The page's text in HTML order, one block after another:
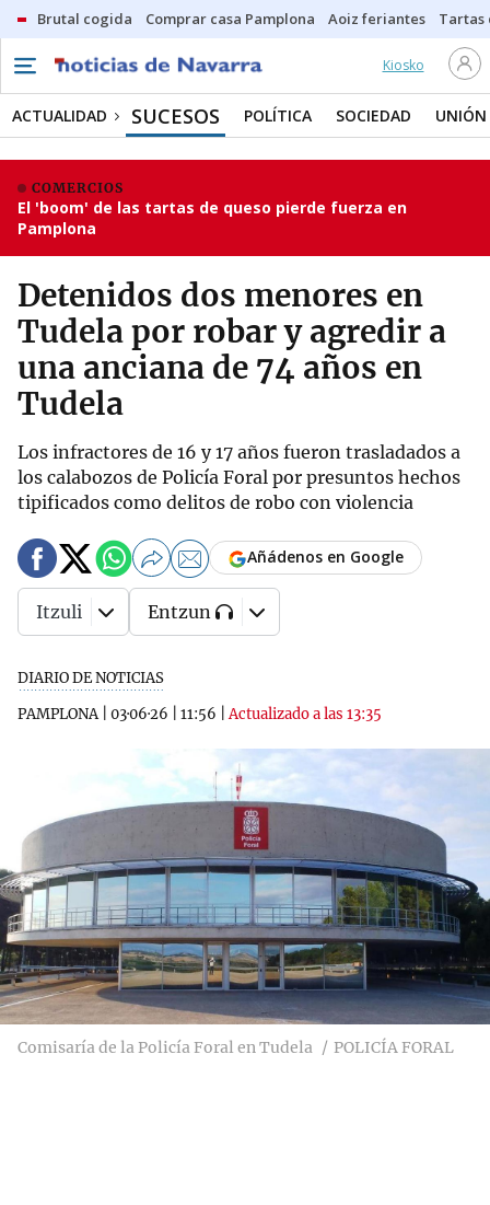
Brutal cogida Comprar casa Pamplona Aoiz feriantes Tartas
Kiosko
ACTUALIDAD SUCESOS POLÍTICA SOCIEDAD UNIÓN
COMERCIOS
El 'boom' de las tartas de queso pierde fuerza en
Pamplona
Detenidos dos menores en
Tudela por robar y agredir a
una anciana de 74 años en
Tudela
Los infractores de 16 y 17 años fueron trasladados a
los calabozos de Policía Foral por presuntos hechos
tipificados como delitos de robo con violencia
DIARIO DE NOTICIAS
PAMPLONA| 03·06·26 11:56 |Actualizado a las 13:35
Añádenos en Google
Itzuli Entzun
Comisaría de la Policía Foral en Tudela POLICÍA FORAL